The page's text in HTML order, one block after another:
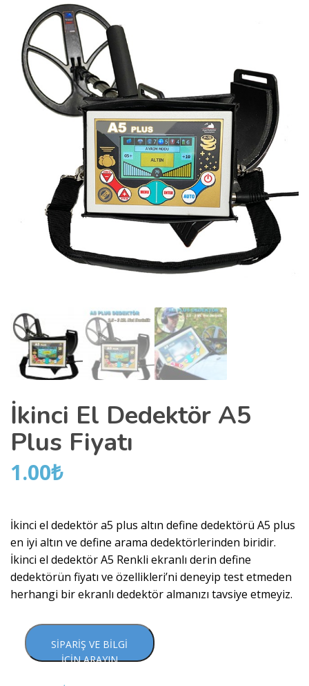
İkinci El Dedektör A5
Plus Fiyatı
1.00₺
İkinci el dedektör a5 plus altın define dedektörü A5 plus
en iyi altın ve define arama dedektörlerinden biridir.
İkinci el dedektör A5 Renkli ekranlı derin define
dedektörün fiyatı ve özellikleri’ni deneyip test etmeden
herhangi bir ekranlı dedektör almanızı tavsiye etmeyiz.
SIPARIŞ VE BILGI
İÇIN ARAYIN